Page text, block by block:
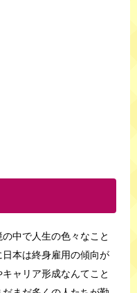
中で人生の色々なこと
本は終身雇用の傾向が
ャリア形成なんてこと